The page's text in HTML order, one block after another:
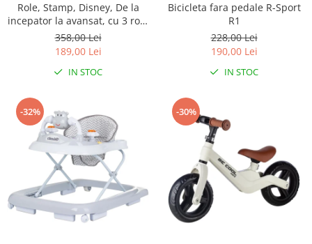
Role, Stamp, Disney, De la
incepator la avansat, cu 3 roti,
Ajustabile, Inchidere prin
velcro, cu frana, Marime 27-
30, Princess
358,00 Lei
189,00 Lei
IN STOC
Bicicleta fara pedale R-Sport
R1
228,00 Lei
190,00 Lei
IN STOC
-32% -30%